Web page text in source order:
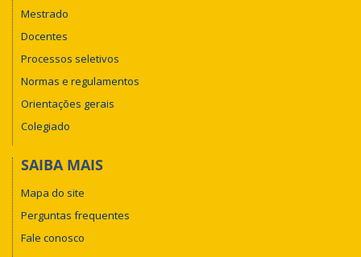
Mestrado
Docentes
Processos seletivos
Normas e regulamentos
Orientações gerais
Colegiado
SAIBA MAIS
Mapa do site
Perguntas frequentes
Fale conosco